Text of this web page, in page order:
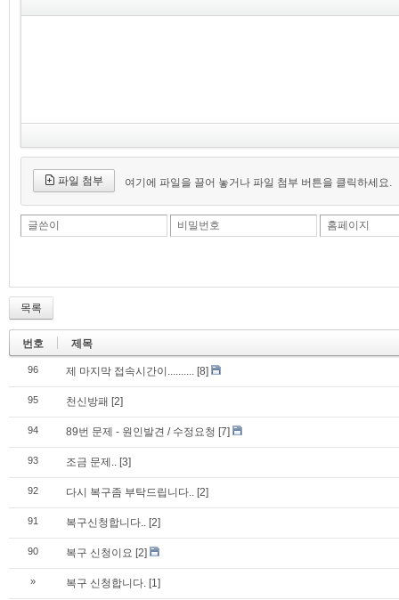
파일 첨부 여기에 파일을 끌어 놓거나 파일 첨부 버튼을 클릭하세요.
글쓴이 비밀번호 홈페이지
목록
번호 제목
96 제 마지막 접속시간이.......... [8]
95 천신방패 [2]
94 89번 문제 - 원인발견 / 수정요청 [7]
93 조금 문제.. [3]
92 다시 복구좀 부탁드립니다.. [2]
91 복구신청합니다.. [2]
90 복구 신청이요 [2]
» 복구 신청합니다. [1]